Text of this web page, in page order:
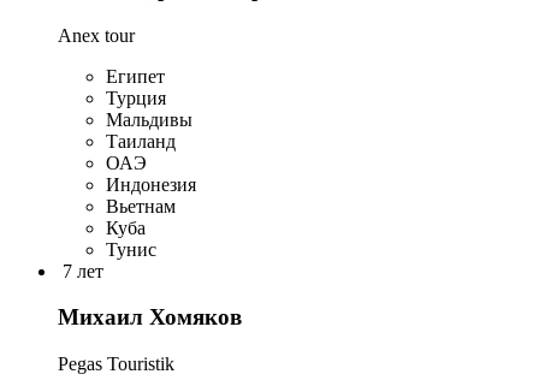
Anex tour
Египет
Турция
Мальдивы
Таиланд
ОАЭ
Индонезия
Вьетнам
Куба
Тунис
7 лет
Михаил Хомяков
Pegas Touristik